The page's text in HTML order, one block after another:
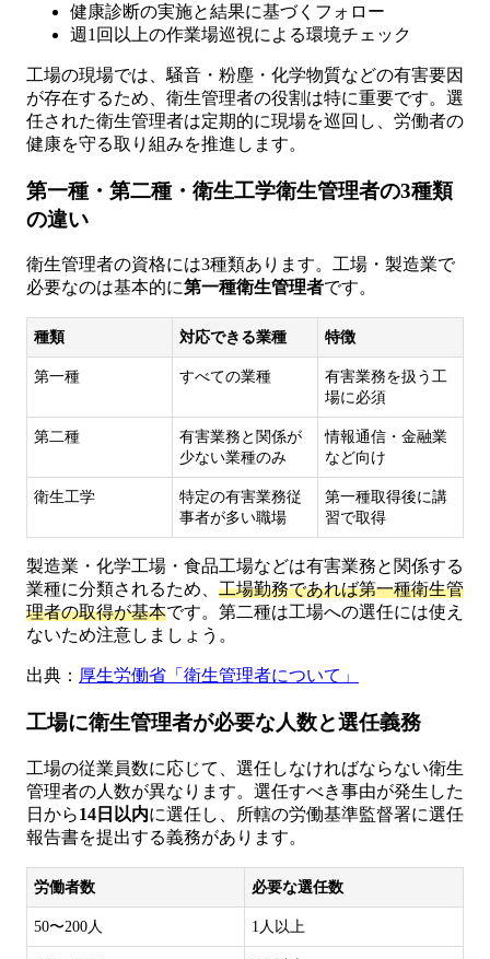
健康診断の実施と結果に基づくフォロー
週1回以上の作業場巡視による環境チェック
工場の現場では、騒音・粉塵・化学物質などの有害要因
が存在するため、衛生管理者の役割は特に重要です。選
任された衛生管理者は定期的に現場を巡回し、労働者の
健康を守る取り組みを推進します。
第一種・第二種・衛生工学衛生管理者の3種類
の違い
衛生管理者の資格には3種類あります。工場・製造業で
必要なのは基本的に第一種衛生管理者です。
種類 対応できる業種 特徴
第一種 すべての業種
有害業務を扱う工
場に必須
第二種
有害業務と関係が
少ない業種のみ
情報通信・金融業
など向け
衛生工学
特定の有害業務従
事者が多い職場
第一種取得後に講
習で取得
製造業・化学工場・食品工場などは有害業務と関係する
業種に分類されるため、 工場勤務であれば第一種衛生管
理者の取得が基本です。第二種は工場への選任には使え
ないため注意しましょう。
出典： 厚生労働省「衛生管理者について」
工場に衛生管理者が必要な人数と選任義務
工場の従業員数に応じて、選任しなければならない衛生
管理者の人数が異なります。選任すべき事由が発生した
日から14日以内に選任し、所轄の労働基準監督署に選任
報告書を提出する義務があります。
労働者数 必要な選任数
50〜200人 1人以上